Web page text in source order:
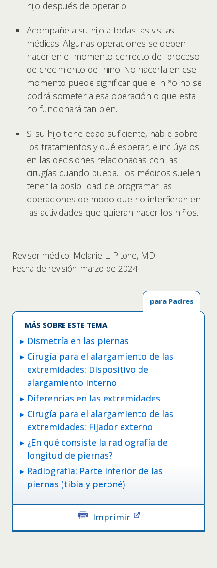
hijo después de operarlo.
Acompañe a su hijo a todas las visitas
médicas. Algunas operaciones se deben
hacer en el momento correcto del proceso
de crecimiento del niño. No hacerla en ese
momento puede significar que el niño no se
podrá someter a esa operación o que esta
no funcionará tan bien.
Si su hijo tiene edad suficiente, hable sobre
los tratamientos y qué esperar, e inclúyalos
en las decisiones relacionadas con las
cirugías cuando pueda. Los médicos suelen
tener la posibilidad de programar las
operaciones de modo que no interfieran en
las actividades que quieran hacer los niños.
Revisor médico: Melanie L. Pitone, MD
Fecha de revisión: marzo de 2024
para Padres
MÁS SOBRE ESTE TEMA
Dismetría en las piernas
Cirugía para el alargamiento de las
extremidades: Dispositivo de
alargamiento interno
Diferencias en las extremidades
Cirugía para el alargamiento de las
extremidades: Fijador externo
¿En qué consiste la radiografía de
longitud de piernas?
Radiografía: Parte inferior de las
piernas (tibia y peroné)
Imprimir